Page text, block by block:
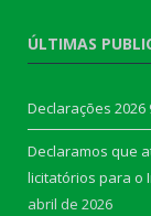
ÚLTIMAS
Declarações 2026
Declaramos que
licitatórios para o
abril de 2026